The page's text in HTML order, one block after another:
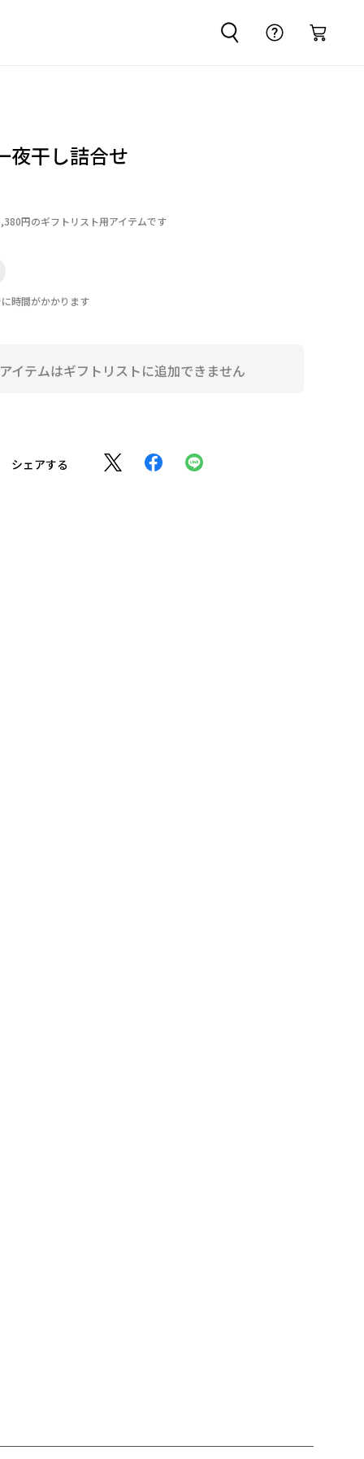
干し詰合せ
円のギフトリスト用アイテムです
時間がかかります
イテムはギフトリストに追加できません
シェアする